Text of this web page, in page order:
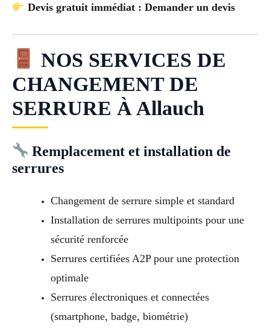
Devis gratuit immédiat : Demander un devis
NOS SERVICES DE
CHANGEMENT DE
SERRURE À Allauch
Remplacement et installation de
serrures
Changement de serrure simple et standard
Installation de serrures multipoints pour une
sécurité renforcée
Serrures certifiées A2P pour une protection
optimale
Serrures électroniques et connectées
(smartphone, badge, biométrie)